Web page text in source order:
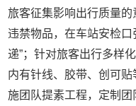
旅客征集影响出行质量
违禁物品，在车站安检
递”；针对旅客出行多样
内有针线、胶带、创可
施团队提素工程，定制